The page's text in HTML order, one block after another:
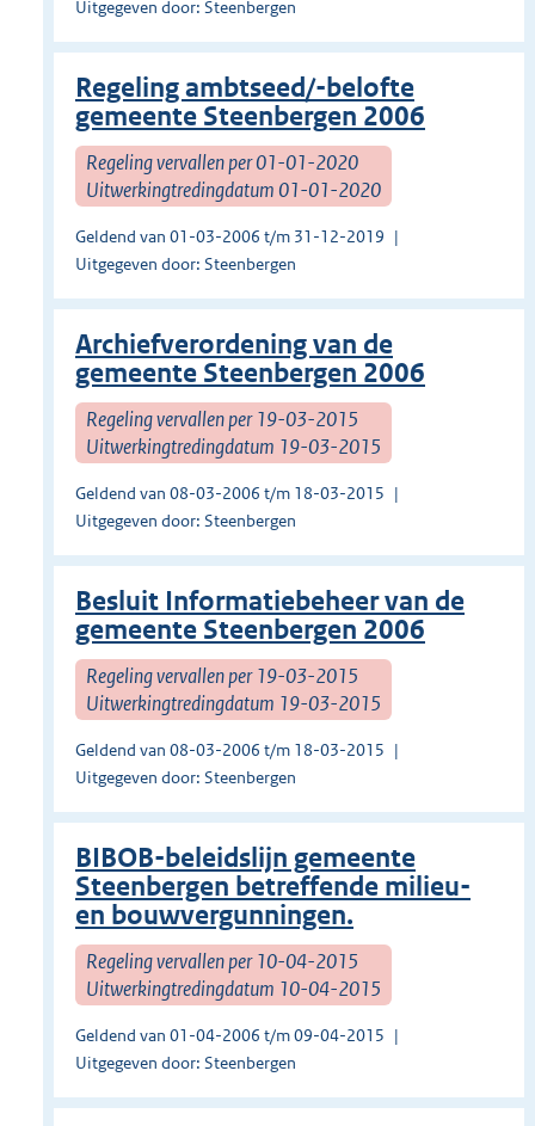
Uitgegeven door: Steenbergen
Regeling ambtseed/-belofte
gemeente Steenbergen 2006
Regeling vervallen per 01-01-2020
Uitwerkingtredingdatum 01-01-2020
Geldend van 01-03-2006 t/m 31-12-2019
Uitgegeven door: Steenbergen
Archiefverordening van de
gemeente Steenbergen 2006
Regeling vervallen per 19-03-2015
Uitwerkingtredingdatum 19-03-2015
Geldend van 08-03-2006 t/m 18-03-2015
Uitgegeven door: Steenbergen
Besluit Informatiebeheer van de
gemeente Steenbergen 2006
Regeling vervallen per 19-03-2015
Uitwerkingtredingdatum 19-03-2015
Geldend van 08-03-2006 t/m 18-03-2015
Uitgegeven door: Steenbergen
BIBOB-beleidslijn gemeente
Steenbergen betreffende milieu-
en bouwvergunningen.
Regeling vervallen per 10-04-2015
Uitwerkingtredingdatum 10-04-2015
Geldend van 01-04-2006 t/m 09-04-2015
Uitgegeven door: Steenbergen